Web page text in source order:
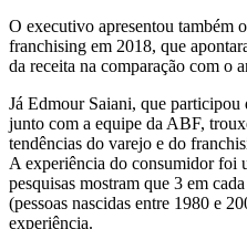
O executivo apresentou também
franchising em 2018, que
da receita na comparação com o
Já Edmour Saiani, que
junto com a equipe da ABF,
tendências do varejo e do
A experiência do consumidor foi
pesquisas mostram que 3 em
(pessoas nascidas entre 1980 e
experiência.